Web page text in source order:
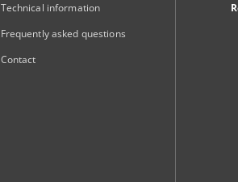
Technical information
Frequently asked questions
Contact